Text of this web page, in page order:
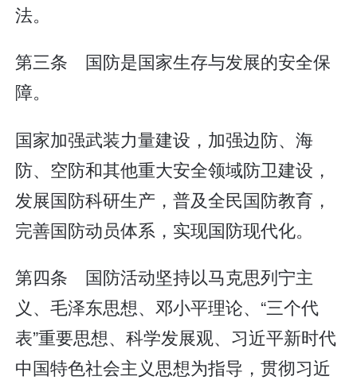
法。
第三条 国防是国家生存与发展的安全保
障。
国家加强武装力量建设，加强边防、海
防、空防和其他重大安全领域防卫建设，
发展国防科研生产，普及全民国防教育，
完善国防动员体系，实现国防现代化。
第四条 国防活动坚持以马克思列宁主
义、毛泽东思想、邓小平理论、“三个代
表”重要思想、科学发展观、习近平新时代
中国特色社会主义思想为指导，贯彻习近